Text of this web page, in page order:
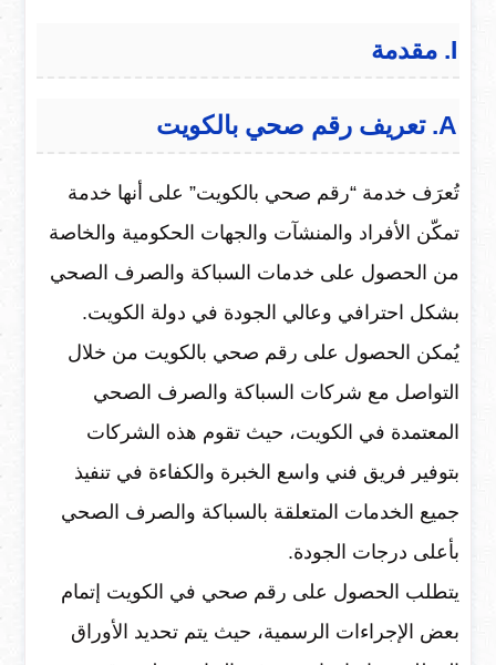
I. مقدمة
A. تعريف رقم صحي بالكويت
تُعرَف خدمة “رقم صحي بالكويت” على أنها خدمة
تمكّن الأفراد والمنشآت والجهات الحكومية والخاصة
من الحصول على خدمات السباكة والصرف الصحي
بشكل احترافي وعالي الجودة في دولة الكويت.
يُمكن الحصول على رقم صحي بالكويت من خلال
التواصل مع شركات السباكة والصرف الصحي
المعتمدة في الكويت، حيث تقوم هذه الشركات
بتوفير فريق فني واسع الخبرة والكفاءة في تنفيذ
جميع الخدمات المتعلقة بالسباكة والصرف الصحي
بأعلى درجات الجودة.
يتطلب الحصول على رقم صحي في الكويت إتمام
بعض الإجراءات الرسمية، حيث يتم تحديد الأوراق